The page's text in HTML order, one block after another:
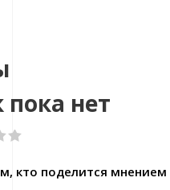
нет
кто поделится